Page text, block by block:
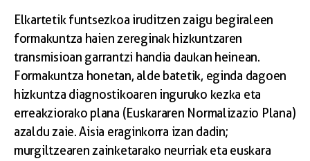
Elkartetik funtsezkoa iruditzen zaigu begiraleen
formakuntza haien zereginak hizkuntzaren
transmisioan garrantzi handia daukan heinean.
Formakuntza honetan, alde batetik, eginda dagoen
hizkuntza diagnostikoaren inguruko kezka eta
erreakziorako plana (Euskararen Normalizazio Plana)
azaldu zaie. Aisia eraginkorra izan dadin;
murgiltzearen zainketarako neurriak eta euskara